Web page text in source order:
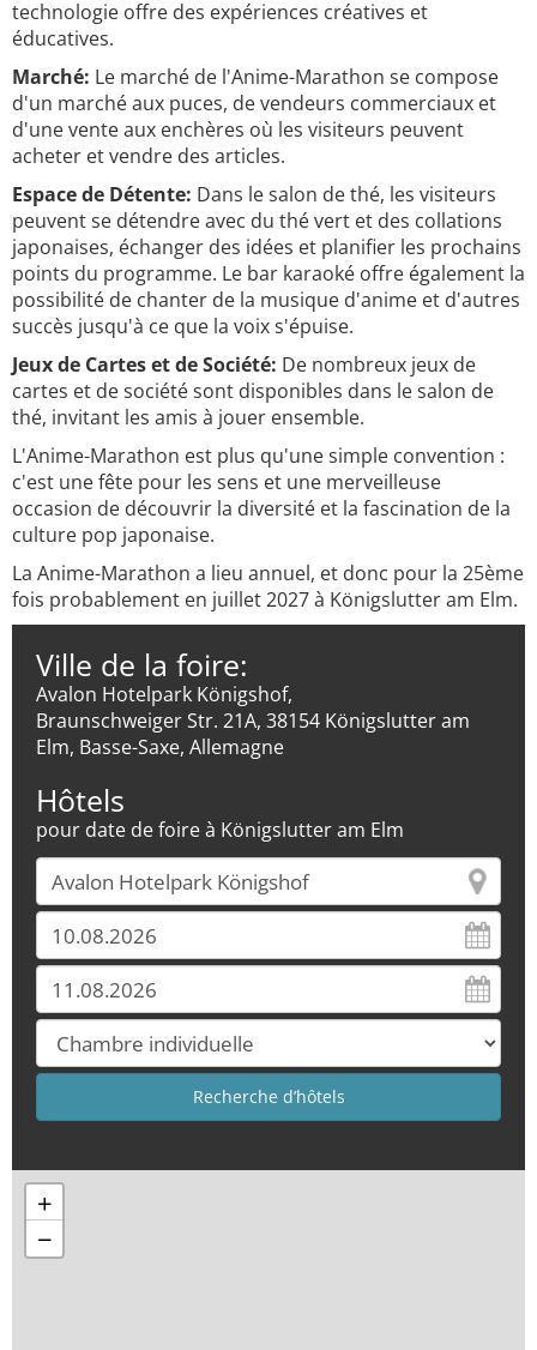
technologie offre des expériences créatives et
éducatives.
Marché: Le marché de l'Anime-Marathon se compose
d'un marché aux puces, de vendeurs commerciaux et
d'une vente aux enchères où les visiteurs peuvent
acheter et vendre des articles.
Espace de Détente: Dans le salon de thé, les visiteurs
peuvent se détendre avec du thé vert et des collations
japonaises, échanger des idées et planifier les prochains
points du programme. Le bar karaoké offre également la
possibilité de chanter de la musique d'anime et d'autres
succès jusqu'à ce que la voix s'épuise.
Jeux de Cartes et de Société: De nombreux jeux de
cartes et de société sont disponibles dans le salon de
thé, invitant les amis à jouer ensemble.
L'Anime-Marathon est plus qu'une simple convention :
c'est une fête pour les sens et une merveilleuse
occasion de découvrir la diversité et la fascination de la
culture pop japonaise.
La Anime-Marathon a lieu annuel, et donc pour la 25ème
fois probablement en juillet 2027 à Königslutter am Elm.
Ville de la foire:
Avalon Hotelpark Königshof,
Braunschweiger Str. 21A, 38154 Königslutter am
Elm, Basse-Saxe, Allemagne
Hôtels
pour date de foire à Königslutter am Elm
+
−